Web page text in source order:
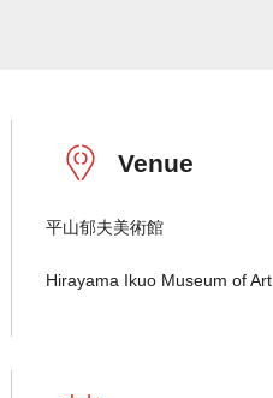
Venue
平山郁夫美術館
Hirayama Ikuo Museum of Art